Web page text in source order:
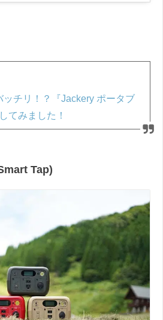
チリ！？『Jackery ポータブ
てみました！
Tap)